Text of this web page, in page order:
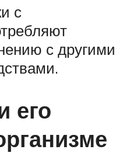
с
с другими
его